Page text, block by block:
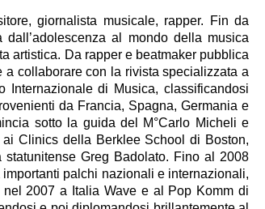
giornalista musicale, rapper. Fin da
al mondo della musica
artistica. Da rapper e beatmaker pubblica
a collaborare con la rivista specializzata a
Internazionale di Musica, classificandosi
da Francia, Spagna, Germania e
sotto la guida del M°Carlo Micheli e
Clinics della Berklee School di Boston,
Greg Badolato. Fino al 2008
palchi nazionali e internazionali,
2007 a Italia Wave e al Pop Komm di